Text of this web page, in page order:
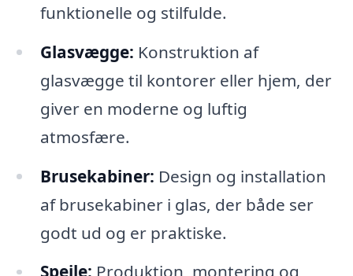
funktionelle og stilfulde.
Glasvægge: Konstruktion af
glasvægge til kontorer eller hjem, der
giver en moderne og luftig
atmosfære.
Brusekabiner: Design og installation
af brusekabiner i glas, der både ser
godt ud og er praktiske.